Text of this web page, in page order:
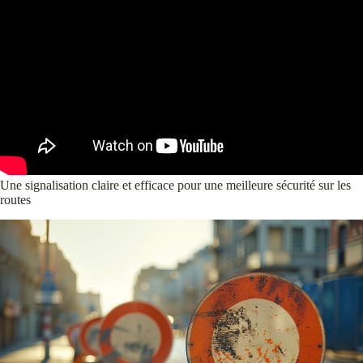
Une signalisation claire et efficace pour une meilleure sécurité sur les
routes